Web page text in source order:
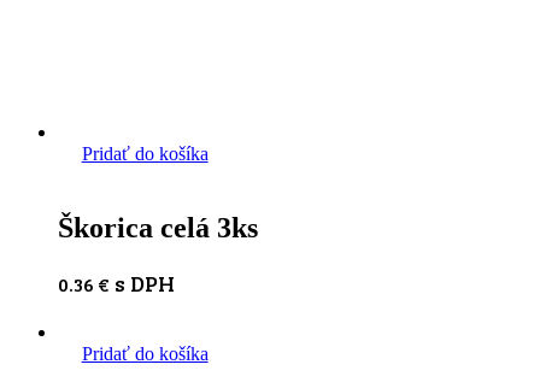
Pridať do košíka
Škorica celá 3ks
0.36 € s DPH
Pridať do košíka